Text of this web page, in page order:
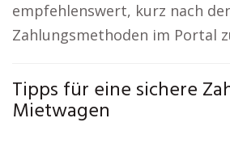
empfehlenswert, kurz nach
Zahlungsmethoden im Portal
Tipps für eine sichere
Mietwagen